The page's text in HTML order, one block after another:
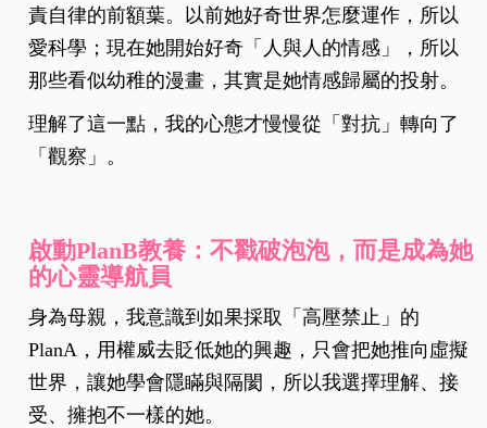
責自律的前額葉。以前她好奇世界怎麼運作，所以
愛科學；現在她開始好奇「人與人的情感」，所以
那些看似幼稚的漫畫，其實是她情感歸屬的投射。
理解了這一點，我的心態才慢慢從「對抗」轉向了
「觀察」。
啟動PlanB教養：不戳破泡泡，而是成為她
的心靈導航員
身為母親，我意識到如果採取「高壓禁止」的
PlanA，用權威去貶低她的興趣，只會把她推向虛擬
世界，讓她學會隱瞞與隔閡，所以我選擇理解、接
受、擁抱不一樣的她。